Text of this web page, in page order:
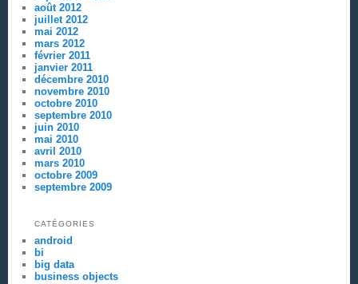
août 2012
juillet 2012
mai 2012
mars 2012
février 2011
janvier 2011
décembre 2010
novembre 2010
octobre 2010
septembre 2010
juin 2010
mai 2010
avril 2010
mars 2010
octobre 2009
septembre 2009
CATÉGORIES
android
bi
big data
business objects